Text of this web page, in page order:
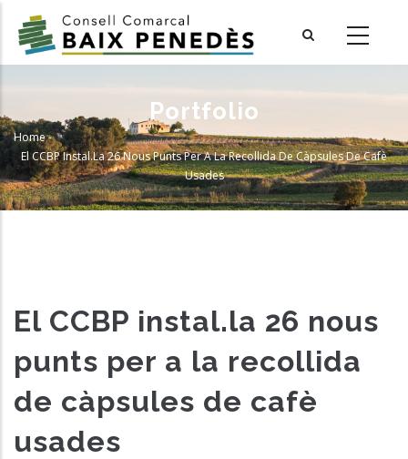
main
Portfolio
Breadcrumb
Home-
El CCBP Instal.la 26 Nous Punts Per A La Recollida De Càpsules De Cafè
Usades
El CCBP instal.la 26 nous
punts per a la recollida
de càpsules de cafè
usades